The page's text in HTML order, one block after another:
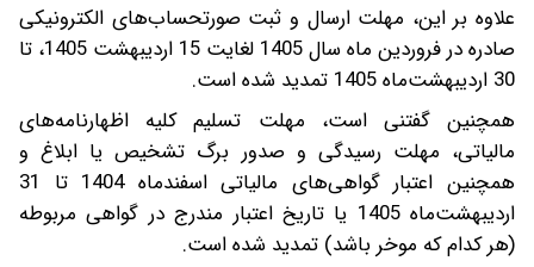
علاوه بر این، مهلت ارسال و ثبت صورتحساب‌های الکترونیکی
صادره در فروردین ماه سال 1405 لغایت 15 اردیبهشت 1405، تا
30 اردیبهشت‌ماه 1405 تمدید شده است.
همچنین گفتنی است، مهلت تسلیم کلیه اظهارنامه‌های
مالیاتی، مهلت رسیدگی و صدور برگ تشخیص یا ابلاغ و
همچنین اعتبار گواهی‌های مالیاتی اسفندماه 1404 تا 31
اردیبهشت‌ماه 1405 یا تاریخ اعتبار مندرج در گواهی مربوطه
(هر کدام که موخر باشد) تمدید شده است.